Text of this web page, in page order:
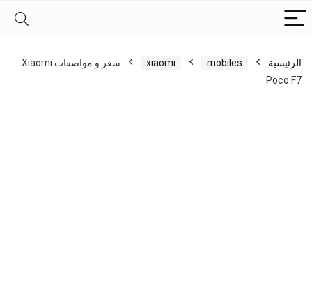
الرئيسية mobiles
xiaomi
سعر و مواصفات Xiaomi
Poco F7